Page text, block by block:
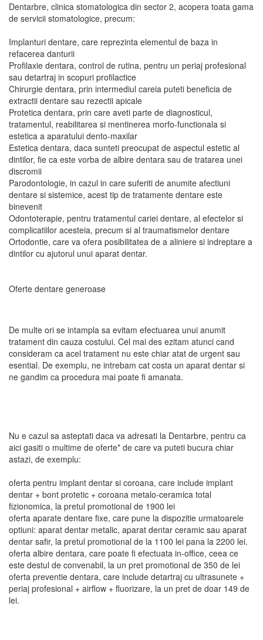
Dentarbre, clinica stomatologica din sector 2, acopera toata gama
de servicii stomatologice, precum:
Implanturi dentare, care reprezinta elementul de baza in
refacerea danturii
Profilaxie dentara, control de rutina, pentru un periaj profesional
sau detartraj in scopuri profilactice
Chirurgie dentara, prin intermediul careia puteti beneficia de
extractii dentare sau rezectii apicale
Protetica dentara, prin care aveti parte de diagnosticul,
tratamentul, reabilitarea si mentinerea morfo-functionala si
estetica a aparatului dento-maxilar
Estetica dentara, daca sunteti preocupat de aspectul estetic al
dintilor, fie ca este vorba de albire dentara sau de tratarea unei
discromii
Parodontologie, in cazul in care suferiti de anumite afectiuni
dentare si sistemice, acest tip de tratamente dentare este
binevenit
Odontoterapie, pentru tratamentul cariei dentare, al efectelor si
complicatiilor acesteia, precum si al traumatismelor dentare
Ortodontie, care va ofera posibilitatea de a aliniere si indreptare a
dintilor cu ajutorul unui aparat dentar.
Oferte dentare generoase
De multe ori se intampla sa evitam efectuarea unui anumit
tratament din cauza costului. Cel mai des ezitam atunci cand
consideram ca acel tratament nu este chiar atat de urgent sau
esential. De exemplu, ne intrebam cat costa un aparat dentar si
ne gandim ca procedura mai poate fi amanata.
Nu e cazul sa asteptati daca va adresati la Dentarbre, pentru ca
aici gasiti o multime de oferte* de care va puteti bucura chiar
astazi, de exemplu:
oferta pentru implant dentar si coroana, care include implant
dentar + bont protetic + coroana metalo-ceramica total
fizionomica, la pretul promotional de 1900 lei
oferta aparate dentare fixe, care pune la dispozitie urmatoarele
optiuni: aparat dentar metalic, aparat dentar ceramic sau aparat
dentar safir, la pretul promotional de la 1100 lei pana la 2200 lei.
oferta albire dentara, care poate fi efectuata in-office, ceea ce
este destul de convenabil, la un pret promotional de 350 de lei
oferta preventie dentara, care include detartraj cu ultrasunete +
periaj profesional + airflow + fluorizare, la un pret de doar 149 de
lei.